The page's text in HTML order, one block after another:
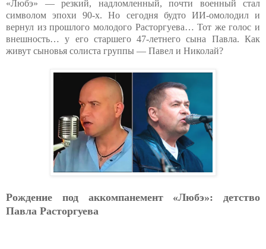
«Любэ» — резкий, надломленный, почти военный стал
символом эпохи 90-х. Но сегодня будто ИИ-омолодил и
вернул из прошлого молодого Расторгуева… Тот же голос и
внешность… у его старшего 47-летнего сына Павла. Как
живут сыновья солиста группы — Павел и Николай?
Рождение под аккомпанемент «Любэ»: детство
Павла Расторгуева